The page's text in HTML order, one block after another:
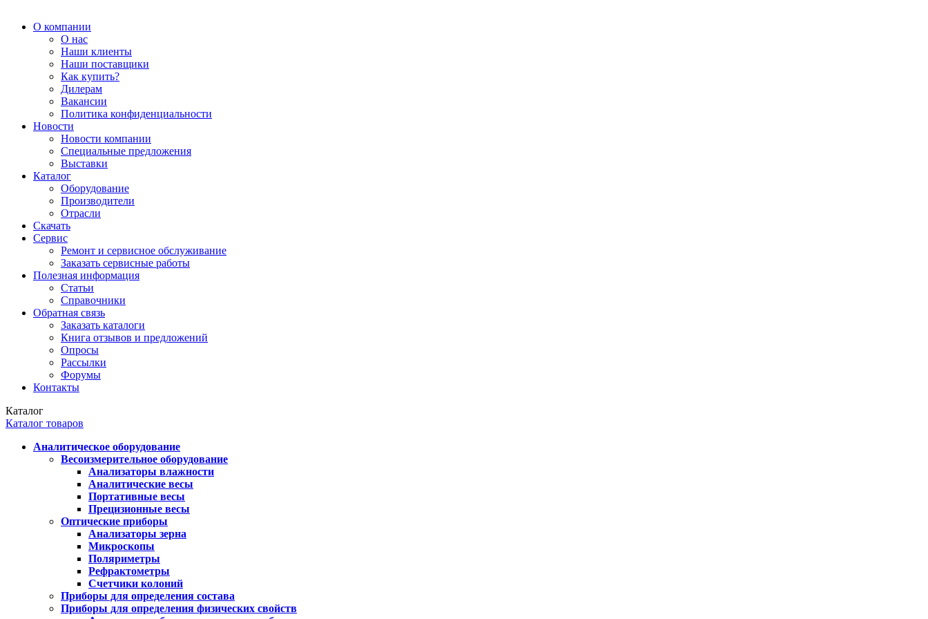
О компании
О нас
Наши клиенты
Наши поставщики
Как купить?
Дилерам
Вакансии
Политика конфиденциальности
Новости
Новости компании
Специальные предложения
Выставки
Каталог
Оборудование
Производители
Отрасли
Скачать
Сервис
Ремонт и сервисное обслуживание
Заказать сервисные работы
Полезная информация
Статьи
Справочники
Обратная связь
Заказать каталоги
Книга отзывов и предложений
Опросы
Рассылки
Форумы
Контакты
Каталог
Каталог товаров
Аналитическое оборудование
Весоизмерительное оборудование
Анализаторы влажности
Аналитические весы
Портативные весы
Прецизионные весы
Оптические приборы
Анализаторы зерна
Микроскопы
Поляриметры
Рефрактометры
Счетчики колоний
Приборы для определения состава
Приборы для определения физических свойств